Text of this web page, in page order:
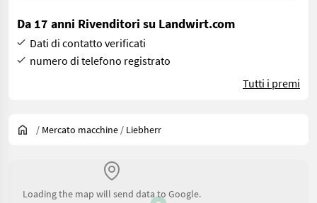
Da 17 anni Rivenditori su Landwirt.com
Dati di contatto verificati
numero di telefono registrato
Tutti i premi
/ Mercato macchine / Liebherr
Loading the map will send data to Google.